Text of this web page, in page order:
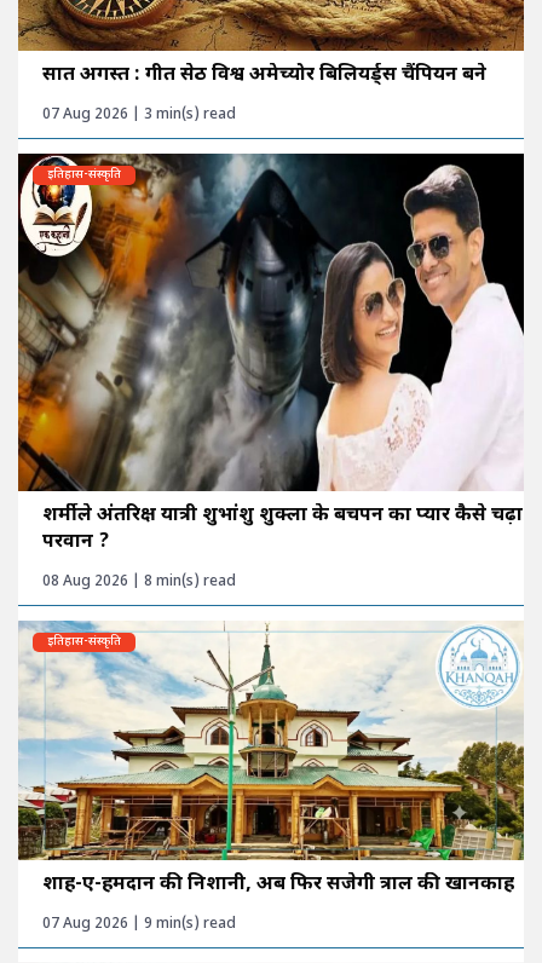
सात अगस्त : गीत सेठी विश्व अमेच्योर बिलियर्ड्स चैंपियन बने
07 Aug 2026 | 3 min(s) read
इतिहास-संस्कृति
शर्मीले अंतरिक्ष यात्री शुभांशु शुक्ला के बचपन का प्यार कैसे चढ़ा
परवान ?
08 Aug 2026 | 8 min(s) read
इतिहास-संस्कृति
शाह-ए-हमदान की निशानी, अब फिर सजेगी त्राल की खानकाह
07 Aug 2026 | 9 min(s) read